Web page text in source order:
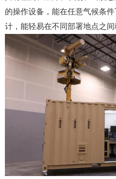
的操作设备，能在任意气候条
计，能轻易在不同部署地点之间